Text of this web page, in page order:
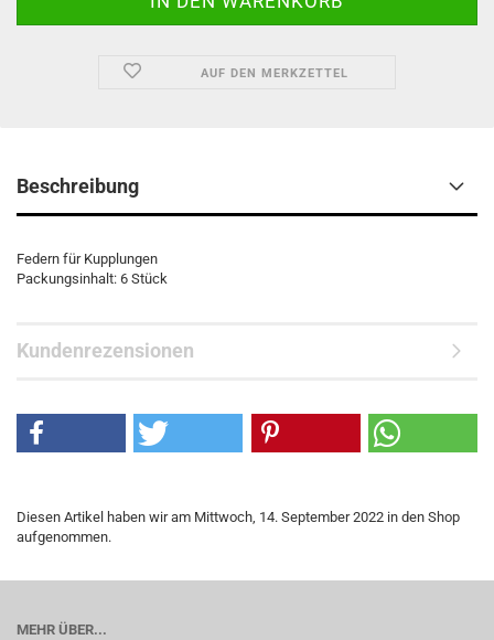
AUF DEN MERKZETTEL
Beschreibung
Federn für Kupplungen
Packungsinhalt: 6 Stück
Kundenrezensionen
Diesen Artikel haben wir am Mittwoch, 14. September 2022 in den Shop
aufgenommen.
MEHR ÜBER...